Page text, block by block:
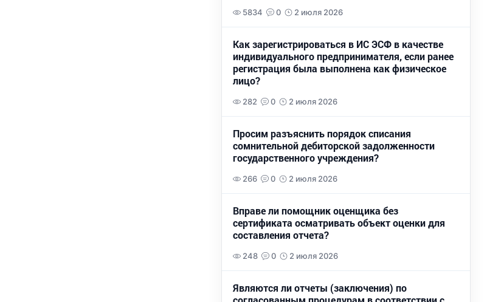
5834 0 2 июля 2026
Как зарегистрироваться в ИС ЭСФ в качестве
индивидуального предпринимателя, если ранее
регистрация была выполнена как физическое
лицо?
282 0 2 июля 2026
Просим разъяснить порядок списания
сомнительной дебиторской задолженности
государственного учреждения?
266 0 2 июля 2026
Вправе ли помощник оценщика без
сертификата осматривать объект оценки для
составления отчета?
248 0 2 июля 2026
Являются ли отчеты (заключения) по